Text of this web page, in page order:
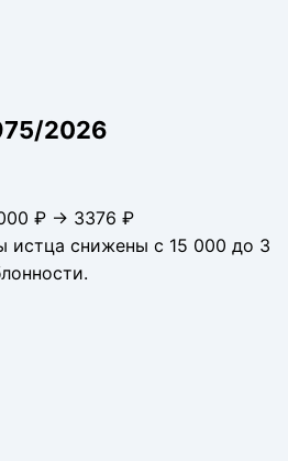
2026
₽ → 3376 ₽
истца снижены с 15 000 до 3